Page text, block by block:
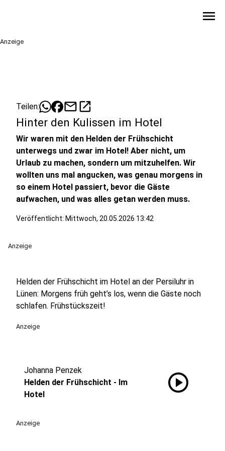
menu
Anzeige
Teilen: mailopen_in_new
Hinter den Kulissen im Hotel
Wir waren mit den Helden der Frühschicht
unterwegs und zwar im Hotel! Aber nicht, um
Urlaub zu machen, sondern um mitzuhelfen. Wir
wollten uns mal angucken, was genau morgens in
so einem Hotel passiert, bevor die Gäste
aufwachen, und was alles getan werden muss.
Veröffentlicht: Mittwoch, 20.05.2026 13:42
Anzeige
Helden der Frühschicht im Hotel an der Persiluhr in
Lünen: Morgens früh geht’s los, wenn die Gäste noch
schlafen. Frühstückszeit!
Anzeige
Johanna Penzek
Helden der Frühschicht - Im
Hotel
play_circle
Anzeige